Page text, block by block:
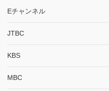
Eチャンネル
JTBC
KBS
MBC